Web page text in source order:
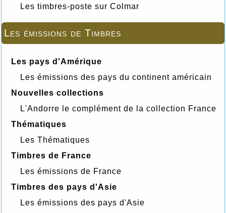
Les timbres-poste sur Colmar
Les émissions de Timbres
Les pays d'Amérique
Les émissions des pays du continent américain
Nouvelles collections
L'Andorre le complément de la collection France
Thématiques
Les Thématiques
Timbres de France
Les émissions de France
Timbres des pays d'Asie
Les émissions des pays d'Asie